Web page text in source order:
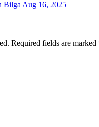
Bilga Aug 16, 2025
Required fields are marked